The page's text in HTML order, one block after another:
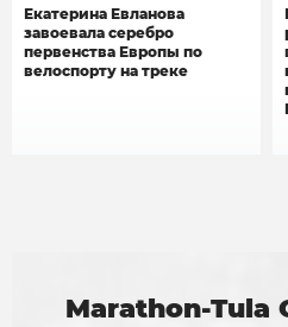
Екатерина Евланова
завоевала серебро
первенства Европы по
велоспорту на треке
Marathon-Tula